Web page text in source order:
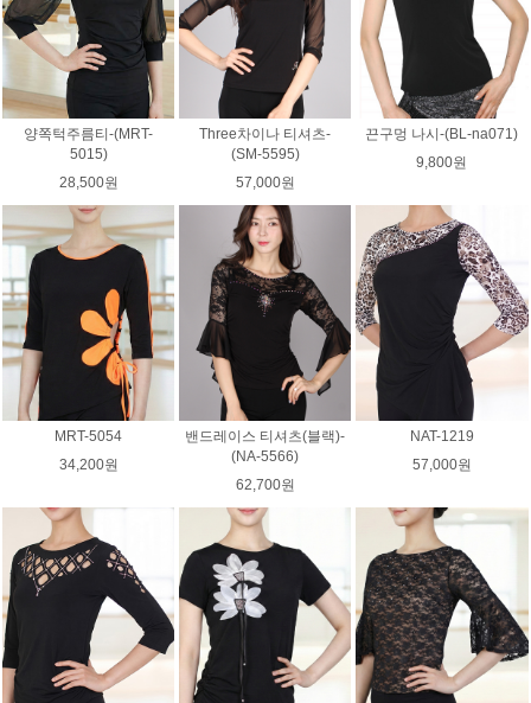
양쪽턱주름티-(MRT-
5015)
28,500원
Three차이나 티셔츠-
(SM-5595)
57,000원
끈구멍 나시-(BL-na071)
9,800원
MRT-5054
34,200원
밴드레이스 티셔츠(블랙)-
(NA-5566)
62,700원
NAT-1219
57,000원